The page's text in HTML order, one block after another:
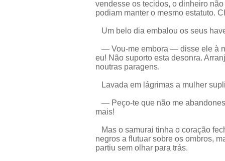
vendesse os tecidos, o dinheiro
podiam manter o mesmo estatuto.
Um belo dia embalou os seus
— Vou-me embora — disse ele à
eu! Não suporto esta desonra.
noutras paragens.
Lavada em lágrimas a mulher
— Peço-te que não me
mais!
Mas o samurai tinha o coração
negros a flutuar sobre os ombros,
partiu sem olhar para trás.